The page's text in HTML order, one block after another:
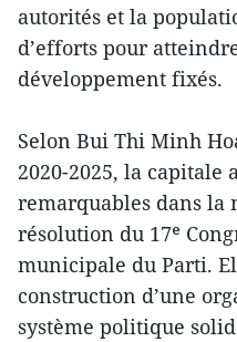
autorités et la
d’efforts pour
développement fixés.
Selon Bui Thi Minh
2020-2025, la capitale
remarquables dans la
résolution du 17ᵉ
municipale du Parti.
construction d’une
système politique